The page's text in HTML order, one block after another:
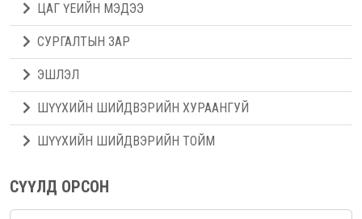
ЦАГ ҮЕИЙН МЭДЭЭ
СУРГАЛТЫН ЗАР
ЭШЛЭЛ
ШҮҮХИЙН ШИЙДВЭРИЙН ХУРААНГУЙ
ШҮҮХИЙН ШИЙДВЭРИЙН ТОЙМ
СҮҮЛД ОРСОН